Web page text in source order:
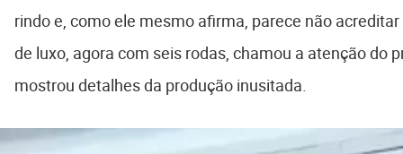
rindo e, como ele mesmo afirma, parece não
de luxo, agora com seis rodas, chamou a atenção do
mostrou detalhes da produção inusitada.